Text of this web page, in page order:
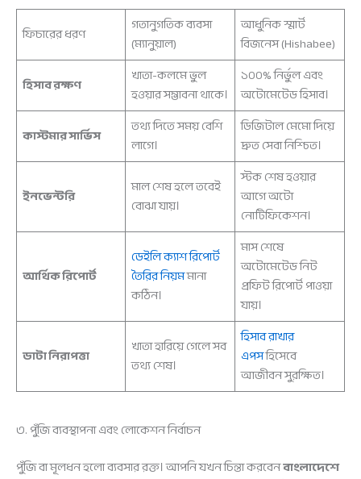
ফিচারের ধরণ
গতানুগতিক ব্যবসা
(ম্যানুয়াল)
আধুনিক স্মার্ট
বিজনেস (Hishabee)
হিসাব রক্ষণ
খাতা-কলমে ভুল
হওয়ার সম্ভাবনা থাকে।
১০০% নির্ভুল এবং
অটোমেটেড হিসাব।
কাস্টমার সার্ভিস
তথ্য দিতে সময় বেশি
লাগে।
ডিজিটাল মেমো দিয়ে
দ্রুত সেবা নিশ্চিত।
ইনভেন্টরি
মাল শেষ হলে তবেই
বোঝা যায়।
স্টক শেষ হওয়ার
আগে অটো
নোটিফিকেশন।
আর্থিক রিপোর্ট
ডেইলি ক্যাশ রিপোর্ট
তৈরির নিয়মমানা
কঠিন।
মাস শেষে
অটোমেটেড নিট
প্রফিট রিপোর্ট পাওয়া
যায়।
ডাটা নিরাপত্তা
খাতা হারিয়ে গেলে সব
তথ্য শেষ।
হিসাব রাখার
এপসহিসেবে
আজীবন সুরক্ষিত।
৩. পুঁজি ব্যবস্থাপনা এবং লোকেশন নির্বাচন
পুঁজি বা মূলধন হলো ব্যবসার রক্ত। আপনি যখন চিন্তা করবেনবাংলাদেশে